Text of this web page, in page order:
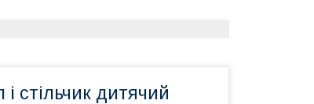
стільчик дитячий